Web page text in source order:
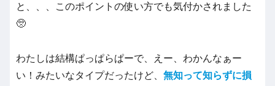
と、、、このポイントの使い方でも気付かされました
🥺
わたしは結構ぱっぱらぱーで、えー、わかんなぁー
い！みたいなタイプだったけど、 無知って知らずに損